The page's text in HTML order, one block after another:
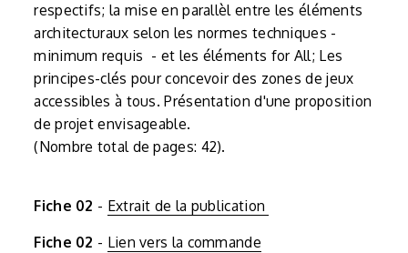
respectifs; la mise en parallèl entre les éléments
architecturaux selon les normes techniques -
minimum requis - et les éléments for All; Les
principes-clés pour concevoir des zones de jeux
accessibles à tous. Présentation d'une proposition
de projet envisageable.
(Nombre total de pages: 42).
Fiche 02 - Extrait de la publication
Fiche 02 - Lien vers la commande